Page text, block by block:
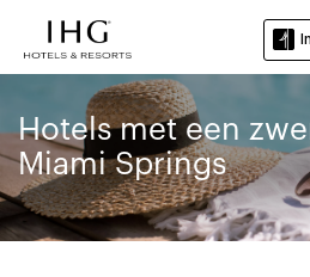
Hotels met een
Miami Springs